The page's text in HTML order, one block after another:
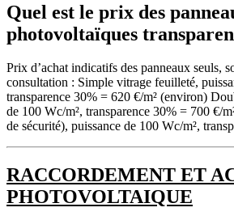
Quel est le prix des
photovoltaïques
Prix d’achat indicatifs des panneaux seuls,
consultation : Simple vitrage feuilleté,
transparence 30% = 620 €/m² (environ)
de 100 Wc/m², transparence 30% = 700 €/
de sécurité), puissance de 100 Wc/m²,
RACCORDEMENT ET
PHOTOVOLTAIQUE